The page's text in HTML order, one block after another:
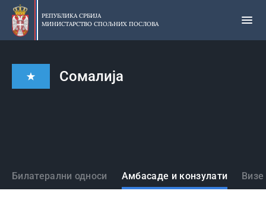
Прескочи
главни
део
РЕПУБЛИКА СРБИЈА
МИНИСТАРСТВО СПОЉНИХ ПОСЛОВА
Сомалија
Државе
Билатерални односи Амбасаде и конзулати